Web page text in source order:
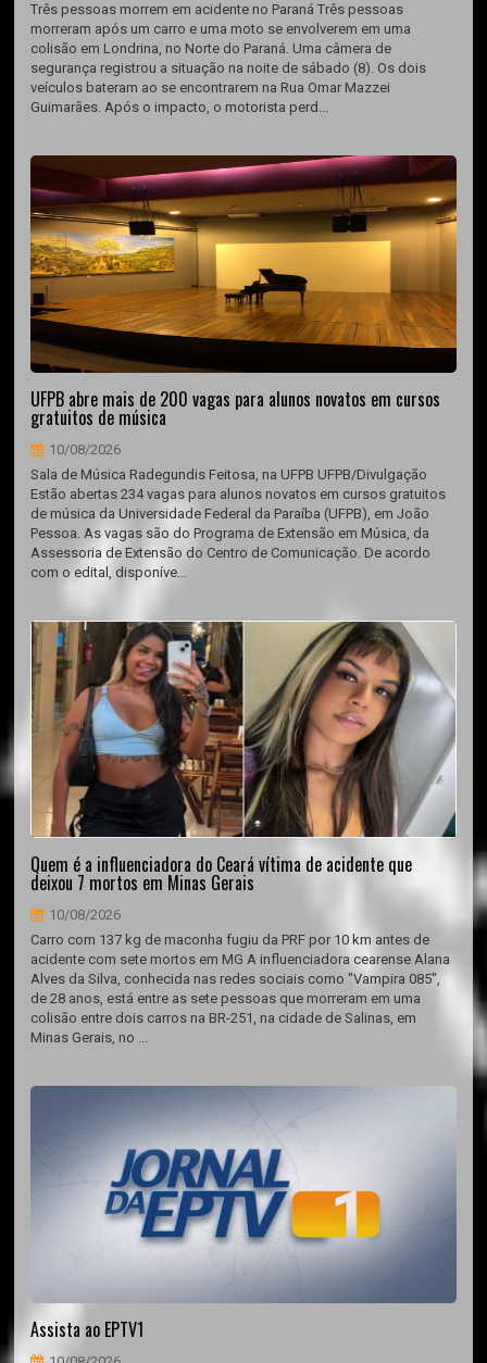
Três pessoas morrem em acidente no Paraná Três pessoas
morreram após um carro e uma moto se envolverem em uma
colisão em Londrina, no Norte do Paraná. Uma câmera de
segurança registrou a situação na noite de sábado (8). Os dois
veículos bateram ao se encontrarem na Rua Omar Mazzei
Guimarães. Após o impacto, o motorista perd...
UFPB abre mais de 200 vagas para alunos novatos em cursos
gratuitos de música
10/08/2026
Sala de Música Radegundis Feitosa, na UFPB UFPB/Divulgação
Estão abertas 234 vagas para alunos novatos em cursos gratuitos
de música da Universidade Federal da Paraíba (UFPB), em João
Pessoa. As vagas são do Programa de Extensão em Música, da
Assessoria de Extensão do Centro de Comunicação. De acordo
com o edital, disponíve...
Quem é a influenciadora do Ceará vítima de acidente que
deixou 7 mortos em Minas Gerais
10/08/2026
Carro com 137 kg de maconha fugiu da PRF por 10 km antes de
acidente com sete mortos em MG A influenciadora cearense Alana
Alves da Silva, conhecida nas redes sociais como "Vampira 085",
de 28 anos, está entre as sete pessoas que morreram em uma
colisão entre dois carros na BR-251, na cidade de Salinas, em
Minas Gerais, no ...
Assista ao EPTV1